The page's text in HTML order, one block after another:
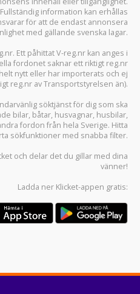
information kan erhållas
för att de endast annonsera
med gällande svenska lagar.
Ett påhittat V-reg.nr kan anges i
fordonet saknar ett riktigt reg.nr
nytt eller har importerats och ej
reg.nr av Transportstyrelsen än).
söktjänst för dig som ska
bilar, båtar, husvagnar, husbilar,
fordon från hela Sverige. Hitta
sökfunktioner med snabba filter.
och delar det du gillar med dina
vänner!
Ladda ner Klicket-appen gratis: